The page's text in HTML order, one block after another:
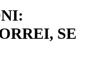
SE